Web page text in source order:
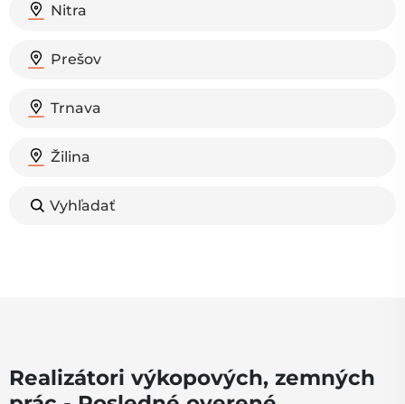
Nitra
Prešov
Trnava
Žilina
Vyhľadať
Realizátori výkopových, zemných